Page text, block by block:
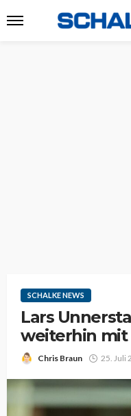
SCHALKE NEWS
Lars
weiterhin mit
Chris Braun 25. Juli